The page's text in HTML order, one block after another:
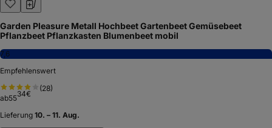
Garden Pleasure Metall Hochbeet Gartenbeet Gemüsebeet
Pflanzbeet Pflanzkasten Blumenbeet mobil
7,6
Empfehlenswert
(28)
ab5534€
Lieferung 10. – 11. Aug.